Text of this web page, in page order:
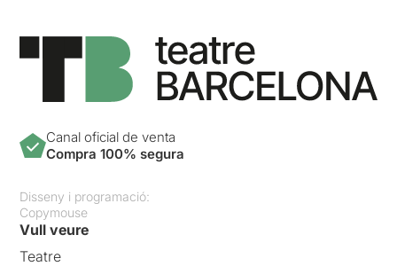
Canal oficial de venta
Compra 100% segura
Disseny i programació:
Copymouse
Vull veure
Teatre